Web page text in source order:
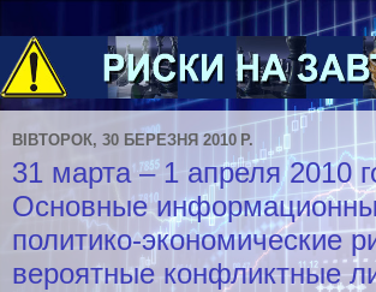
ВІВТОРОК, 30 БЕРЕЗНЯ 2010 Р.
31 марта – 1 апреля 2010
Основные
политико-экономические
вероятные конфликтные